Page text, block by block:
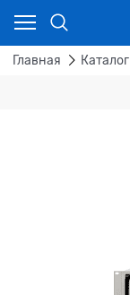
Главная Каталог